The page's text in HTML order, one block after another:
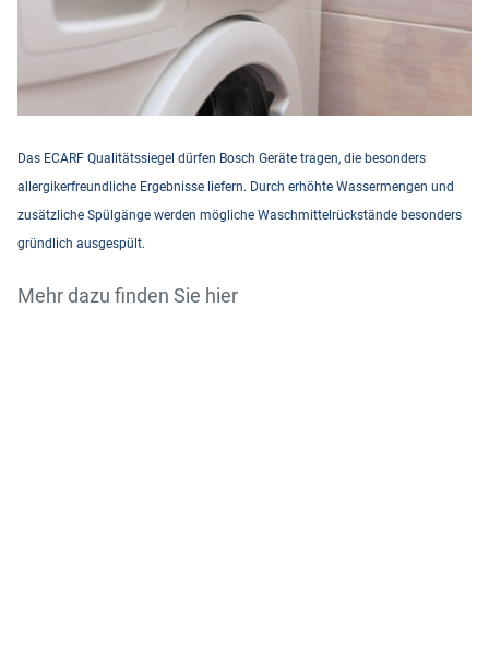
Das ECARF Qualitätssiegel dürfen Bosch Geräte tragen, die besonders
allergikerfreundliche Ergebnisse liefern. Durch erhöhte Wassermengen und
zusätzliche Spülgänge werden mögliche Waschmittelrückstände besonders
gründlich ausgespült.
Mehr dazu finden Sie hier